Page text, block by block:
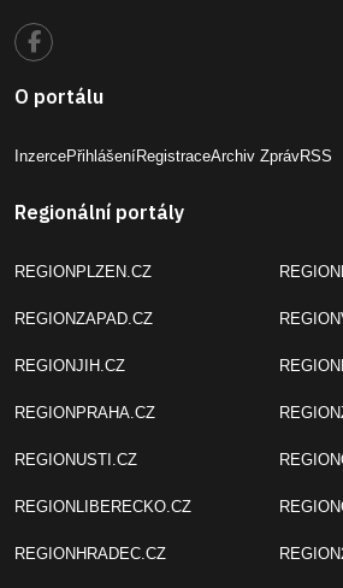
O portálu
InzercePřihlášeníRegistraceArchiv ZprávRSS
Regionální portály
REGIONPLZEN.CZ
REGIONZAPAD.CZ
REGIONJIH.CZ
REGIONPRAHA.CZ
REGIONUSTI.CZ
REGIONLIBERECKO.CZ
REGIONHRADEC.CZ